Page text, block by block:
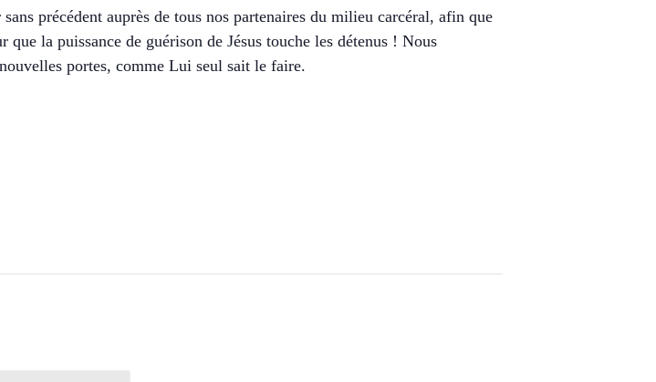
précédent auprès de tous nos partenaires du milieu carcéral, afin que
la puissance de guérison de Jésus touche les détenus ! Nous
portes, comme Lui seul sait le faire.